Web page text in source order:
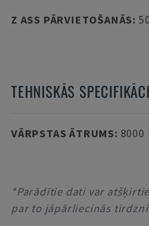
Z ASS PĀRVIETOŠANĀS:
TEHNISKĀS
VĀRPSTAS ĀTRUMS: 8000
*Parādītie dati var
par to jāpārliecinās